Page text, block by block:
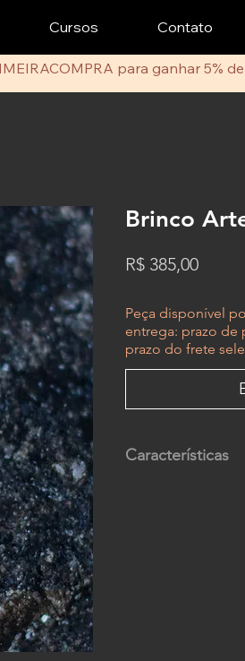
Cursos Contato
Brinco
R$ 385,00Preço
Peça disponível
entrega: prazo de
prazo do frete
Características